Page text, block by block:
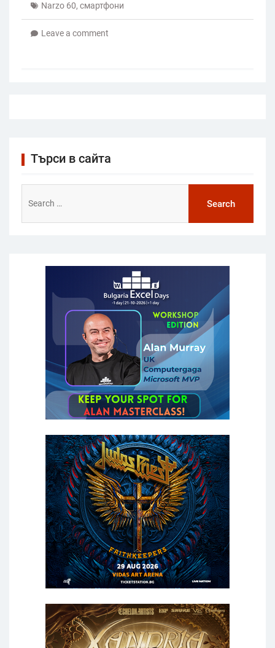
Narzo 60, смартфони
Leave a comment
Търси в сайта
for: